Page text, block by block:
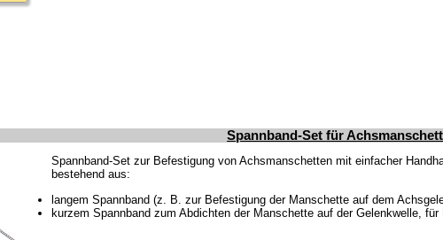
Spannband-Set für
Spannband-Set zur Befestigung von Achsmanschetten mit einfacher
bestehend aus:
langem Spannband (z. B. zur Befestigung der Manschette auf dem
kurzem Spannband zum Abdichten der Manschette auf der Gelenkwelle,